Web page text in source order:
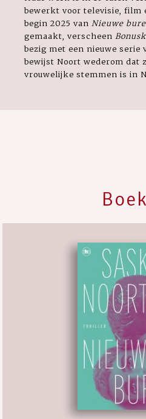
bewerkt voor televisie, film
begin 2025 van Nieuwe
gemaakt, verscheen
bezig met een nieuwe serie
bewijst Noort wederom dat
vrouwelijke stemmen is in